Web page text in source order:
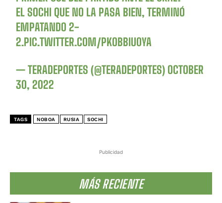
Publicidad
MÁS RECIENTE
EL SOCHI QUE NO LA PASA BIEN, TERMINÓ
EMPATANDO 2-
2.PIC.TWITTER.COM/PKOBBIU0YA
— TERADEPORTES (@TERADEPORTES) OCTOBER
30, 2022
TAGS NOBOA RUSIA SOCHI